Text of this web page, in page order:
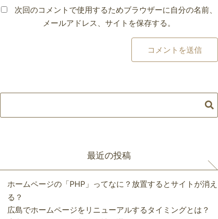
次回のコメントで使用するためブラウザーに自分の名前、
メールアドレス、サイトを保存する。
最近の投稿
ホームページの「PHP」ってなに？放置するとサイトが消え
る？
広島でホームページをリニューアルするタイミングとは？